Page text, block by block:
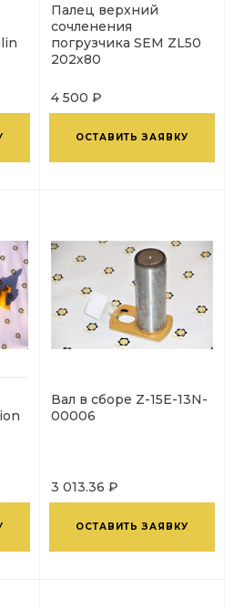
Палец верхний
сочленения
погрузчика SEM ZL50
202х80
4 500 ₽
ОСТАВИТЬ ЗАЯВКУ
Вал в сборе Z-15E-13N-
00006
3 013.36 ₽
ОСТАВИТЬ ЗАЯВКУ